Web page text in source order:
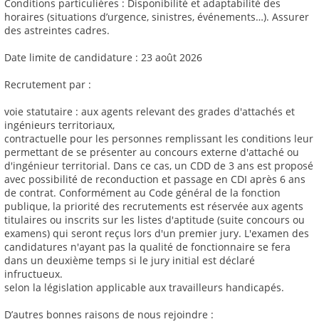
Conditions particulières : Disponibilité et adaptabilité des
horaires (situations d’urgence, sinistres, événements…). Assurer
des astreintes cadres.
Date limite de candidature : 23 août 2026
Recrutement par :
voie statutaire : aux agents relevant des grades d'attachés et
ingénieurs territoriaux,
contractuelle pour les personnes remplissant les conditions leur
permettant de se présenter au concours externe d'attaché ou
d'ingénieur territorial. Dans ce cas, un CDD de 3 ans est proposé
avec possibilité de reconduction et passage en CDI après 6 ans
de contrat. Conformément au Code général de la fonction
publique, la priorité des recrutements est réservée aux agents
titulaires ou inscrits sur les listes d'aptitude (suite concours ou
examens) qui seront reçus lors d'un premier jury. L'examen des
candidatures n'ayant pas la qualité de fonctionnaire se fera
dans un deuxième temps si le jury initial est déclaré
infructueux.
selon la législation applicable aux travailleurs handicapés.
D’autres bonnes raisons de nous rejoindre :